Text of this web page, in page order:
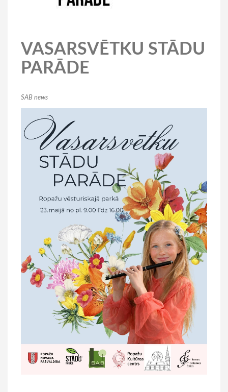
VASARSVĒTKU STĀDU
PARĀDE
SAB news